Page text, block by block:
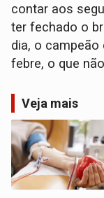
contar aos
ter fechado o
dia, o campeão
febre, o que
Veja mais